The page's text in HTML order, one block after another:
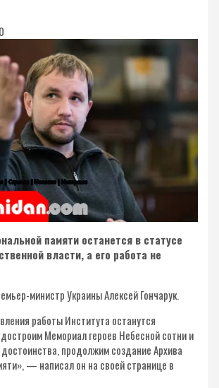
памяти останется в статусе
власти, а его работа не
министр Украины Алексей Гончарук.
работы Института останутся
Мемориал героев Небесной сотни и
продолжим создание Архива
— написал он на своей странице в